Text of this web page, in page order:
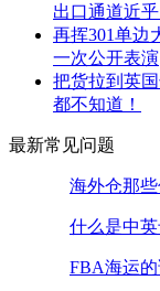
出口通道近
再挥301单边
一次公开表演
把货拉到英
都不知道！
最新常见问题
海外仓那
什么是中
FBA海运